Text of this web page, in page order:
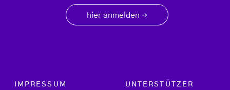
hier anmelden →
Footer menu
IMPRESSUM
UNTERSTÜTZER